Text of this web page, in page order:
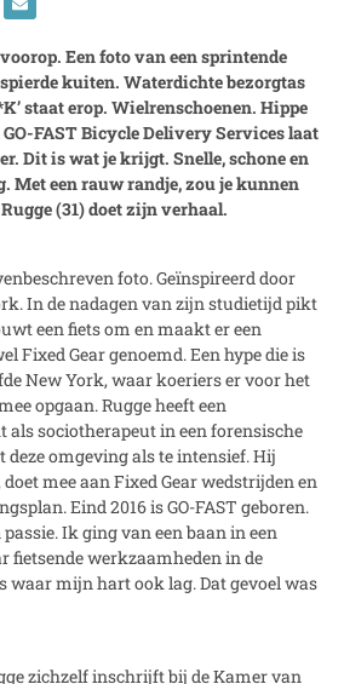
Een foto van een sprintende
kuiten. Waterdichte bezorgtas
staat erop. Wielrenschoenen. Hippe
FAST Bicycle Delivery Services laat
Dit is wat je krijgt. Snelle, schone en
Met een rauw randje, zou je kunnen
(31) doet zijn verhaal.
foto. Geïnspireerd door
In de nadagen van zijn studietijd pikt
een fiets om en maakt er een
Fixed Gear genoemd. Een hype die is
New York, waar koeriers er voor het
opgaan. Rugge heeft een
sociotherapeut in een forensische
omgeving als te intensief. Hij
mee aan Fixed Gear wedstrijden en
Eind 2016 is GO-FAST geboren.
Ik ging van een baan in een
fietsende werkzaamheden in de
waar mijn hart ook lag. Dat gevoel was
zichzelf inschrijft bij de Kamer van